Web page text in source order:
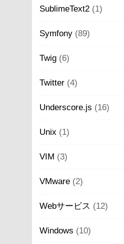
SublimeText2 (1)
Symfony (89)
Twig (6)
Twitter (4)
Underscore.js (16)
Unix (1)
VIM (3)
VMware (2)
Webサービス (12)
Windows (10)